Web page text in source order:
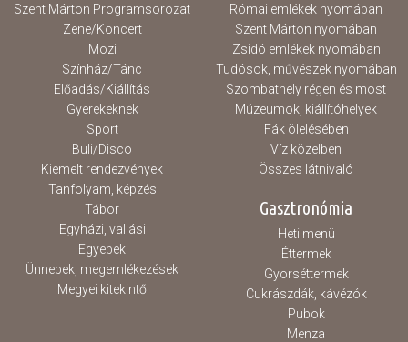
Szent Márton Programsorozat
Zene/Koncert
Mozi
Színház/Tánc
Előadás/Kiállítás
Gyerekeknek
Sport
Buli/Disco
Kiemelt rendezvények
Tanfolyam, képzés
Tábor
Egyházi, vallási
Egyebek
Ünnepek, megemlékezések
Megyei kitekintő
Római emlékek nyomában
Szent Márton nyomában
Zsidó emlékek nyomában
Tudósok, művészek nyomában
Szombathely régen és most
Múzeumok, kiállítóhelyek
Fák ölelésében
Víz közelben
Összes látnivaló
Gasztronómia
Heti menü
Éttermek
Gyorséttermek
Cukrászdák, kávézók
Pubok
Menza